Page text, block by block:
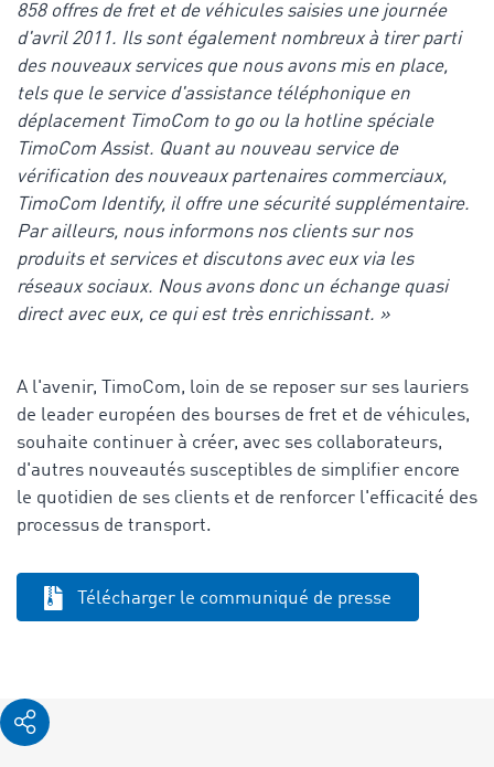
858 offres de fret et de véhicules saisies une journée
d'avril 2011. Ils sont également nombreux à tirer parti
des nouveaux services que nous avons mis en place,
tels que le service d'assistance téléphonique en
déplacement TimoCom to go ou la hotline spéciale
TimoCom Assist. Quant au nouveau service de
vérification des nouveaux partenaires commerciaux,
TimoCom Identify, il offre une sécurité supplémentaire.
Par ailleurs, nous informons nos clients sur nos
produits et services et discutons avec eux via les
réseaux sociaux. Nous avons donc un échange quasi
direct avec eux, ce qui est très enrichissant. »
A l'avenir, TimoCom, loin de se reposer sur ses lauriers
de leader européen des bourses de fret et de véhicules,
souhaite continuer à créer, avec ses collaborateurs,
d'autres nouveautés susceptibles de simplifier encore
le quotidien de ses clients et de renforcer l'efficacité des
processus de transport.
Télécharger le communiqué de presse